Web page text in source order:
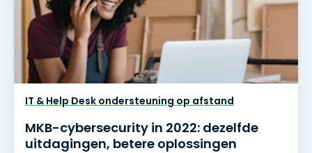
IT & Help Desk ondersteuning op afstand
MKB-cybersecurity in 2022: dezelfde
uitdagingen, betere oplossingen